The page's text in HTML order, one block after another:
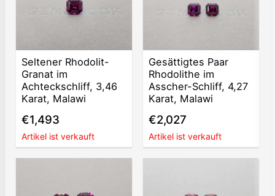
Seltener Rhodolit-
Granat im
Achteckschliff, 3,46
Karat, Malawi
€1,493
Artikel ist verkauft
Gesättigtes Paar
Rhodolithe im
Asscher-Schliff, 4,27
Karat, Malawi
€2,027
Artikel ist verkauft